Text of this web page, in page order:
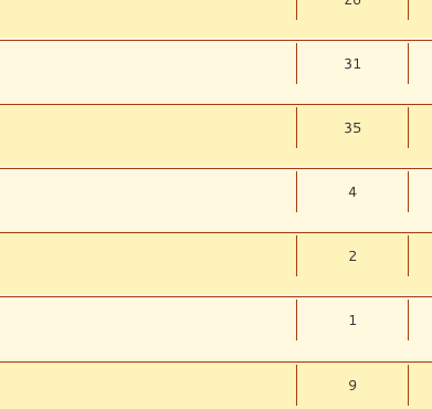
31
35
4
2
1
9